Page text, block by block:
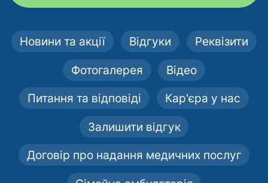
Новини та акції Відгуки Реквізити
Фотогалерея Відео
Питання та відповіді Кар'єра у нас
Залишити відгук
Договір про надання медичних послуг